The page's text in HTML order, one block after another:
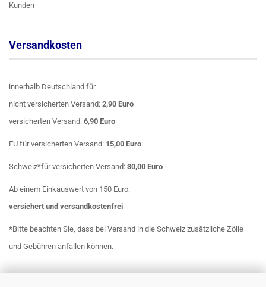
Kunden
Versandkosten
innerhalb Deutschland für
nicht versicherten Versand: 2,90 Euro
versicherten Versand: 6,90 Euro
EU für versicherten Versand: 15,00 Euro
Schweiz*für versicherten Versand: 30,00 Euro
Ab einem Einkauswert von 150 Euro:
versichert und versandkostenfrei
*Bitte beachten Sie, dass bei Versand in die Schweiz zusätzliche Zölle
und Gebühren anfallen können.